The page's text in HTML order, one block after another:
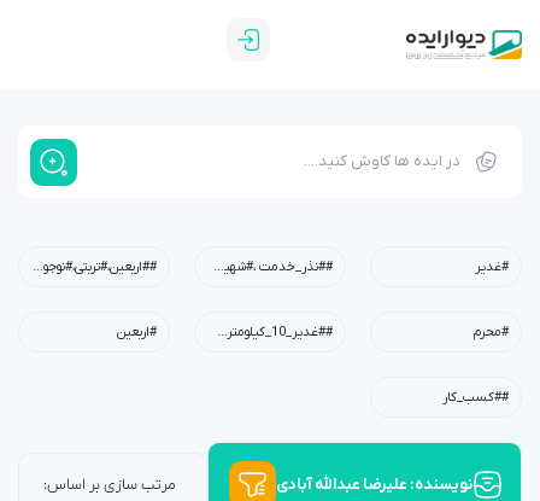
#غدیر ##نذر_خدمت ،#شهیدابراهیم_رئیسی،#شهید_خدمت،#معلم،#دبستان،#چله_خدمت ##اربعین،#تربتی،#نوجوان،#امید،#کربلا،#خانواده،#فرهنگی
#محرم ##غدیر_10_کیلومتری،#عید_غدیر،#کودکان،#نوجوانان،#جوانان،#محله،#خانوادگی،#مسجد،#امام_علی(ع) #اربعین
##کسب_کار
نویسنده: علیرضا عبدالله آبادی